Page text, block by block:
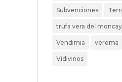
Subvenciones
trufa vera del
Vendimia verema
Vidivinos